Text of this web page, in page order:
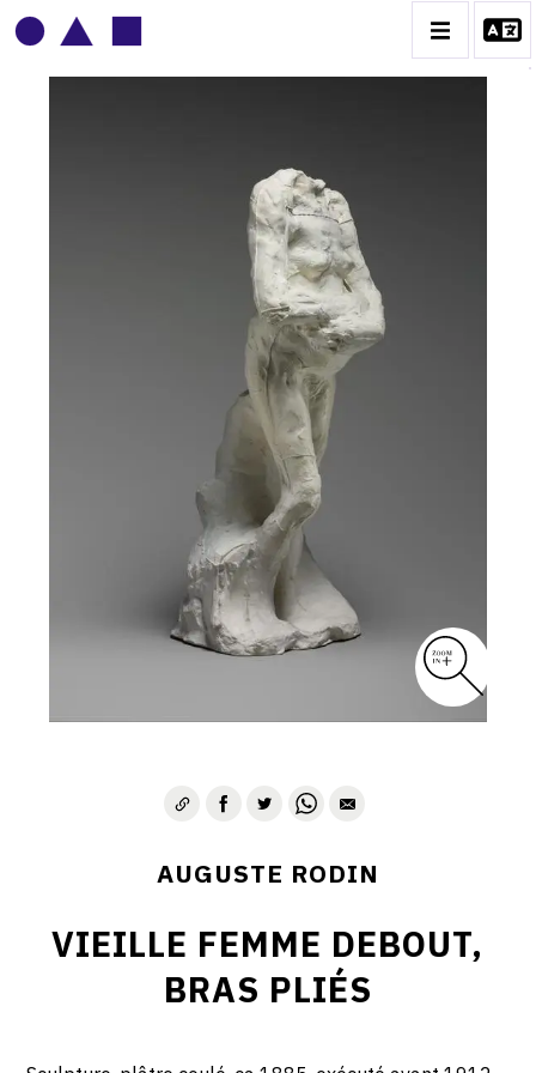
AUGUSTE RODIN
BIOGRAPHIE
CATALOGUE DES OEUVRES
CONTACT
AUGUSTE RODIN
VIEILLE FEMME DEBOUT,
BRAS PLIÉS